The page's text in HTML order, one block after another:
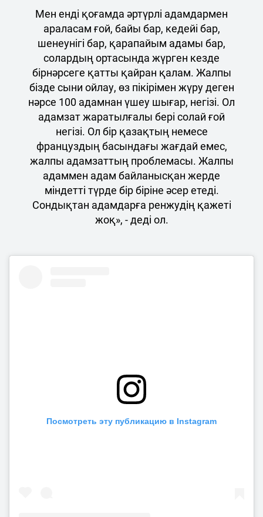
Мен енді қоғамда әртүрлі адамдармен
араласам ғой, байы бар, кедейі бар,
шенеунігі бар, қарапайым адамы бар,
солардың ортасында жүрген кезде
бірнәрсеге қатты қайран қалам. Жалпы
бізде сыни ойлау, өз пікірімен жүру деген
нәрсе 100 адамнан үшеу шығар, негізі. Ол
адамзат жаратылғалы бері солай ғой
негізі. Ол бір қазақтың немесе
француздың басындағы жағдай емес,
жалпы адамзаттың проблемасы. Жалпы
адаммен адам байланысқан жерде
міндетті түрде бір біріне әсер етеді.
Сондықтан адамдарға ренжудің қажеті
жоқ», - деді ол.
Посмотреть эту публикацию в Instagram